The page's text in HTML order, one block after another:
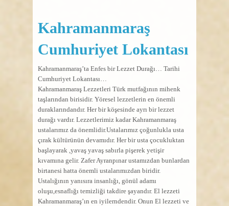
Kahramanmaraş
Cumhuriyet Lokantası
Kahramanmaraş’ta Enfes bir Lezzet Durağı… Tarihi
Cumhuriyet Lokantası…
Kahramanmaraş Lezzetleri Türk mutfağının mihenk
taşlarından birisidir. Yöresel lezzetlerin en önemli
duraklarındandır. Her bir köşesinde ayrı bir lezzet
durağı vardır. Lezzetlerimiz kadar Kahramanmaraş
ustalarımız da önemlidir.Ustalarımız çoğunlukla usta
çırak kültürünün devamıdır. Her bir usta çocukluktan
başlayarak ,yavaş yavaş sabırla pişerek yetişir
kıvamına gelir. Zafer Ayranpınar ustamızdan bunlardan
birtanesi hatta önemli ustalarımızdan biridir.
Ustalığının yanısıra insanlığı, gönül adamı
oluşu,esnaflığı temizliği takdire şayandır. El lezzeti
Kahramanmaraş’ın en iyilerndendir. Onun El lezzeti ve